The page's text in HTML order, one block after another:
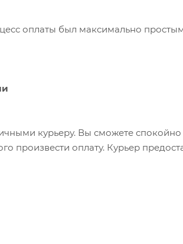
оплаты был максимально
курьеру. Вы сможете спокойно
произвести оплату. Курьер